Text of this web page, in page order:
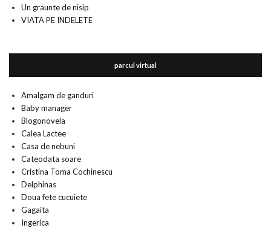
Un graunte de nisip
VIATA PE INDELETE
parcul virtual
Amalgam de ganduri
Baby manager
Blogonovela
Calea Lactee
Casa de nebuni
Cateodata soare
Cristina Toma Cochinescu
Delphinas
Doua fete cucuiete
Gagaita
Ingerica